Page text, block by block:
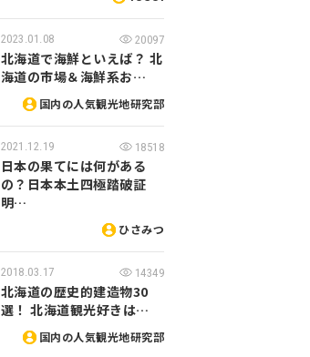
2023.01.08 20097
北海道で海鮮といえば？ 北
海道の市場＆海鮮系お…
国内の人気観光地研究部
2021.12.19 18518
日本の果てには何がある
の？日本本土四極踏破証
明…
ひさみつ
2018.03.17 14349
北海道の歴史的建造物30
選！ 北海道観光好きは…
国内の人気観光地研究部